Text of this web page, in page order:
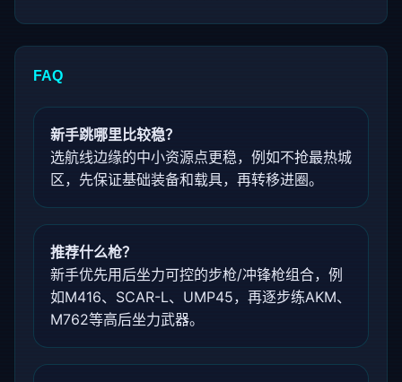
FAQ
新手跳哪里比较稳？
选航线边缘的中小资源点更稳，例如不抢最热城
区，先保证基础装备和载具，再转移进圈。
推荐什么枪？
新手优先用后坐力可控的步枪/冲锋枪组合，例
如M416、SCAR-L、UMP45，再逐步练AKM、
M762等高后坐力武器。